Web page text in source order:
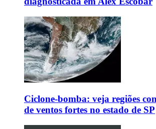
Ciclone-bomba: veja regiões
de ventos fortes no estado de SP